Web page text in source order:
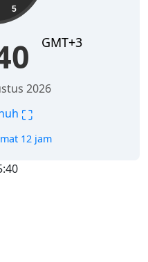
5
GMT+3
2026
⛶
12 jam